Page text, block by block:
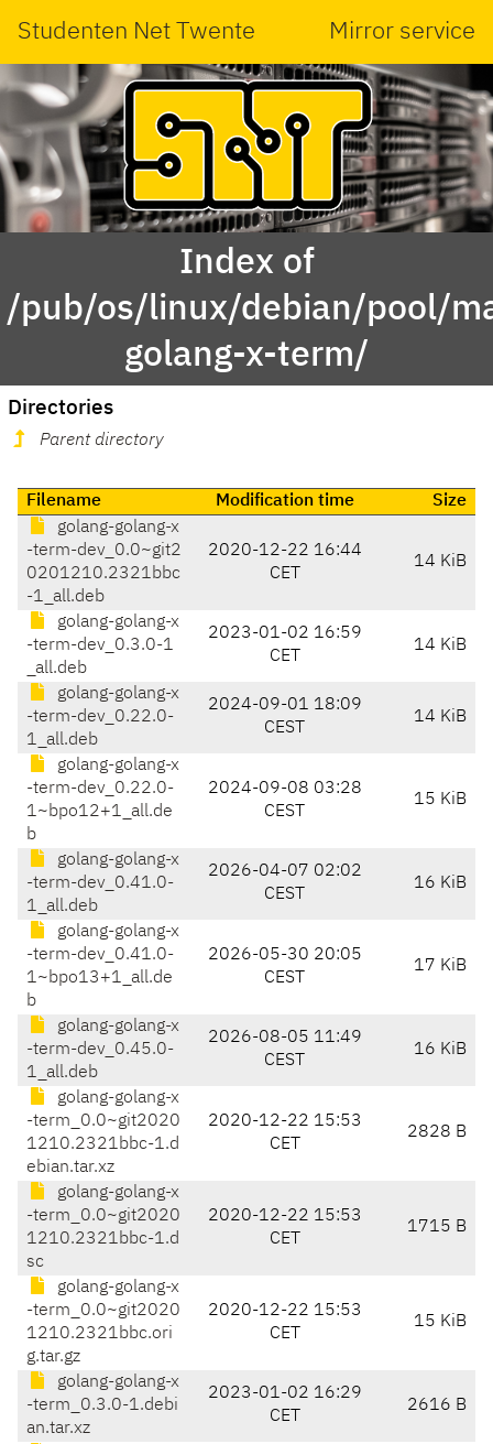
Studenten Net Twente Mirror service
Index of
/pub/os/linux/debian/pool/
golang-x-term/
Directories
Parent directory
Filename Modification time
Size
golang-golang-x
-term-dev_0.0~git2
0201210.2321bbc
-1_all.deb
2020-12-22 16:44
CET
14 KiB
golang-golang-x
-term-dev_0.3.0-1
_all.deb
2023-01-02 16:59
CET
14 KiB
golang-golang-x
-term-dev_0.22.0-
1_all.deb
2024-09-01 18:09
CEST
14 KiB
golang-golang-x
-term-dev_0.22.0-
1~bpo12+1_all.de
b
2024-09-08 03:28
CEST
15 KiB
golang-golang-x
-term-dev_0.41.0-
1_all.deb
2026-04-07 02:02
CEST
16 KiB
golang-golang-x
-term-dev_0.41.0-
1~bpo13+1_all.de
b
2026-05-30 20:05
CEST
17 KiB
golang-golang-x
-term-dev_0.45.0-
1_all.deb
2026-08-05 11:49
CEST
16 KiB
golang-golang-x
-term_0.0~git2020
1210.2321bbc-1.d
ebian.tar.xz
2020-12-22 15:53
CET
2828 B
golang-golang-x
-term_0.0~git2020
1210.2321bbc-1.d
sc
2020-12-22 15:53
CET
1715 B
golang-golang-x
-term_0.0~git2020
1210.2321bbc.ori
g.tar.gz
2020-12-22 15:53
CET
15 KiB
golang-golang-x
-term_0.3.0-1.debi
an.tar.xz
2023-01-02 16:29
CET
2616 B